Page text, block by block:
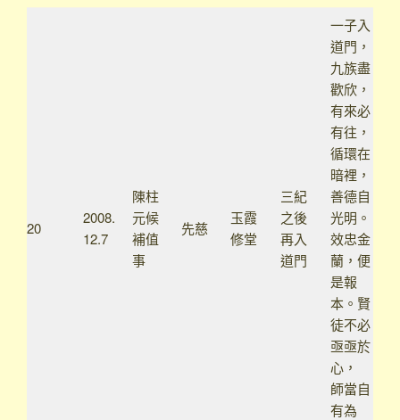
20
2008.
12.7
陳柱
元候
補值
事
先慈
玉霞
修堂
三紀
之後
再入
道門
一子入
道門，
九族盡
歡欣，
有來必
有往，
循環在
暗裡，
善德自
光明。
效忠金
蘭，便
是報
本。賢
徒不必
亟亟於
心，
師當自
有為